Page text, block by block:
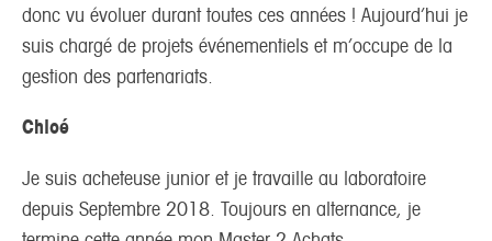
donc vu évoluer durant toutes ces années ! Aujourd’hui je
suis chargé de projets événementiels et m’occupe de la
gestion des partenariats.
Chloé
Je suis acheteuse junior et je travaille au laboratoire
depuis Septembre 2018. Toujours en alternance, je